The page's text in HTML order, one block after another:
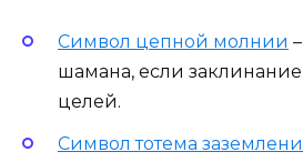
Символ цепной молнии
шамана, если
целей.
Символ тотема